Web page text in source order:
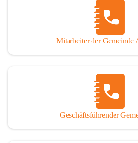
Mitarbeiter der Gemeinde
Geschäftsführender